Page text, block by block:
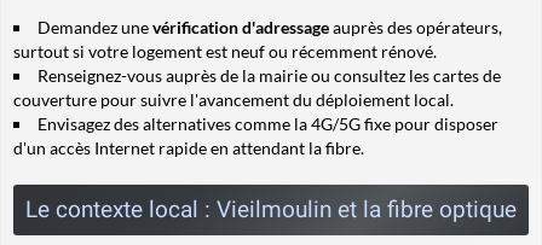
Demandez unevérification d'adressageauprès des opérateurs,
surtout si votre logement est neuf ou récemment rénové.
Renseignez-vous auprès de la mairie ou consultez les cartes de
couverture pour suivre l'avancement du déploiement local.
Envisagez des alternatives comme la 4G/5G fixe pour disposer
d'un accès Internet rapide en attendant la fibre.
Le contexte local : Vieilmoulin et la fibre optique